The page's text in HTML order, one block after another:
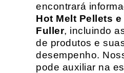
encontrará
Hot Melt Pellets
Fuller, incluindo
de produtos e
desempenho.
pode auxiliar na